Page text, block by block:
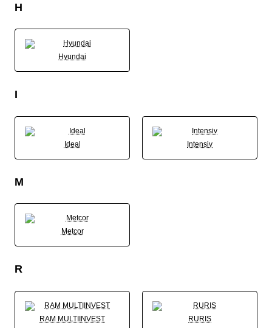
H
Hyundai
I
Ideal Intensiv
M
Metcor
R
RAM MULTIINVEST RURIS